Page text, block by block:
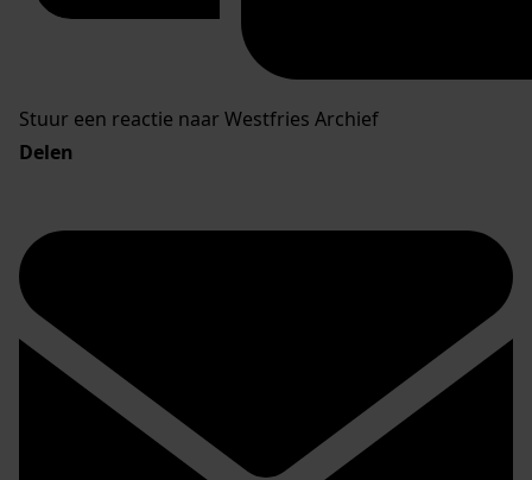
Stuur een reactie naar Westfries Archief
Delen